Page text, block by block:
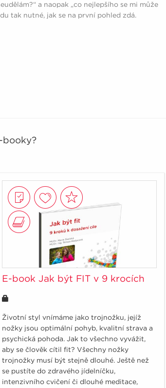
a naopak „co nejlepšího se mi může
tak nutné, jak se na první pohled zdá.
E-book Jak být FIT v 9 krocích
Životní styl vnímáme jako trojnožku, jejíž
nožky jsou optimální pohyb, kvalitní strava a
psychická pohoda. Jak to všechno vyvážit,
aby se člověk cítil fit? Všechny nožky
trojnožky musí být stejně dlouhé. Ještě než
se pustíte do zdravého jídelníčku,
intenzivního cvičení či dlouhé meditace,